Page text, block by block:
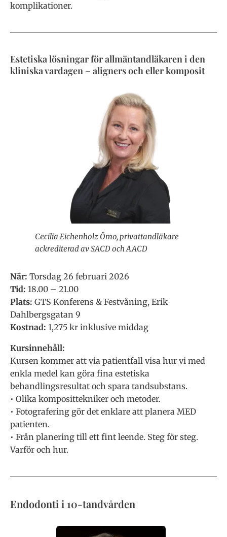
komplikationer.
Estetiska lösningar för allmäntandläkaren i den
kliniska vardagen – aligners och eller komposit
Cecilia Eichenholz Ömo, privattandläkare
ackrediterad av SACD och AACD
När: Torsdag 26 februari 2026
Tid: 18.00 – 21.00
Plats: GTS Konferens & Festvåning, Erik
Dahlbergsgatan 9
Kostnad: 1,275 kr inklusive middag
Kursinnehåll:
Kursen kommer att via patientfall visa hur vi med
enkla medel kan göra fina estetiska
behandlingsresultat och spara tandsubstans.
• Olika komposittekniker och metoder.
• ⁠Fotografering gör det enklare att planera MED
patienten.
• ⁠Från planering till ett fint leende. Steg för steg.
Varför och hur.
Endodonti i 10-tandvården